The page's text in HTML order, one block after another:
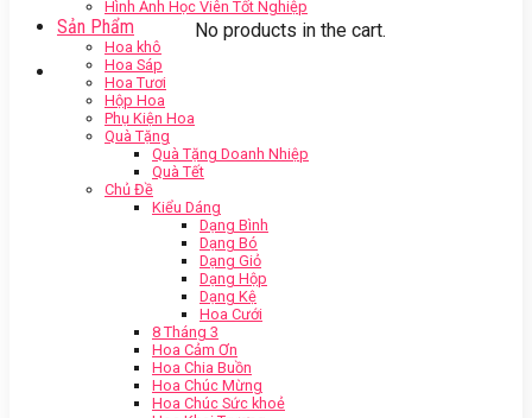
No products in the cart.
Hình Ảnh Học Viên Tốt Nghiệp
Sản Phẩm
Hoa khô
Hoa Sáp
Hoa Tươi
Hộp Hoa
Phụ Kiện Hoa
Quà Tặng
Quà Tặng Doanh Nhiệp
Quà Tết
Chủ Đề
Kiểu Dáng
Dạng Bình
Dạng Bó
Dạng Giỏ
Dạng Hộp
Dạng Kệ
Hoa Cưới
8 Tháng 3
Hoa Cảm Ơn
Hoa Chia Buồn
Hoa Chúc Mừng
Hoa Chúc Sức khoẻ